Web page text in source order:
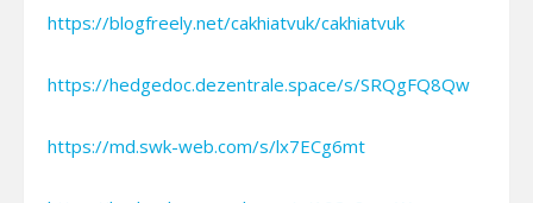
https://blogfreely.net/cakhiatvuk/cakhiatvuk
https://hedgedoc.dezentrale.space/s/SRQgFQ8Qw
https://md.swk-web.com/s/lx7ECg6mt